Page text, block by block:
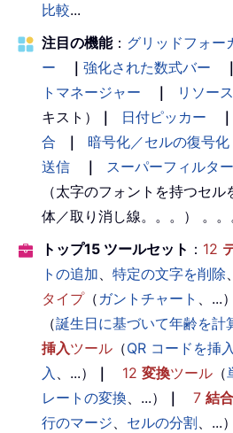
比較...
注目の機能： グリッドフォー
ー
｜ 強化された数式バー ｜
トマネージャー
｜ リソー
キスト）
｜ 日付ピッカー ｜
合
｜ 暗号化／セルの復号化
送信
｜ スーパーフィルター
（太字のフォントを持つセ
体／取り消し線。。。） 。。
トップ15 ツールセット ： 12
トの追加、 特定の文字を削除
タイプ（ ガントチャート 、...）
（誕生日に基づいて年齢を計
挿入ツール （QR コードを挿入
入 、...） ｜ 12 変換ツール （
レートの変換、...） ｜ 7 結
行のマージ、 セルの分割、...）